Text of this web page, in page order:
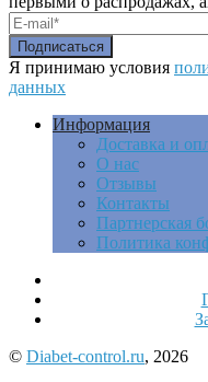
Я принимаю условия
данных
Информация
Доставка и
О нас
Отзывы
Контакты
Партнерская
Политика
© Diabet-control.ru, 2026